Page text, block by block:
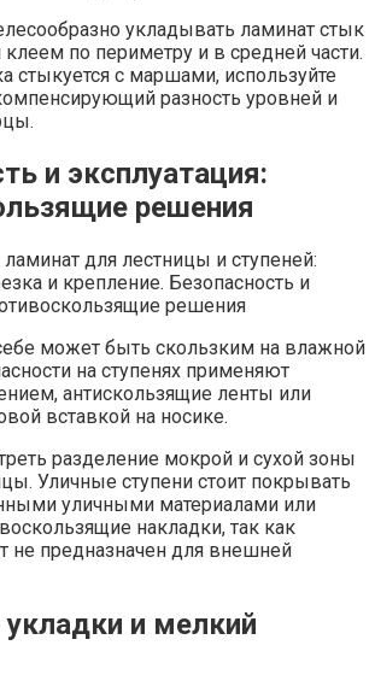
укладывать ламинат стык
по периметру и в средней части.
стыкуется с маршами, используйте
разность уровней и
и эксплуатация:
решения
может быть скользким на влажной
на ступенях применяют
антискользящие ленты или
вставкой на носике.
разделение мокрой и сухой зоны
Уличные ступени стоит покрывать
уличными материалами или
накладки, так как
не предназначен для внешней
и мелкий